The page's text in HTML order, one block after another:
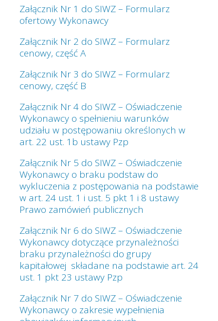
Załącznik Nr 1 do SIWZ – Formularz
ofertowy Wykonawcy
Załącznik Nr 2 do SIWZ – Formularz
cenowy, część A
Załącznik Nr 3 do SIWZ – Formularz
cenowy, część B
Załącznik Nr 4 do SIWZ – Oświadczenie
Wykonawcy o spełnieniu warunków
udziału w postępowaniu określonych w
art. 22 ust. 1b ustawy Pzp
Załącznik Nr 5 do SIWZ – Oświadczenie
Wykonawcy o braku podstaw do
wykluczenia z postępowania na podstawie
w art. 24 ust. 1 i ust. 5 pkt 1 i 8 ustawy
Prawo zamówień publicznych
Załącznik Nr 6 do SIWZ – Oświadczenie
Wykonawcy dotyczące przynależności
braku przynależności do grupy
kapitałowej składane na podstawie art. 24
ust. 1 pkt 23 ustawy Pzp
Załącznik Nr 7 do SIWZ – Oświadczenie
Wykonawcy o zakresie wypełnienia